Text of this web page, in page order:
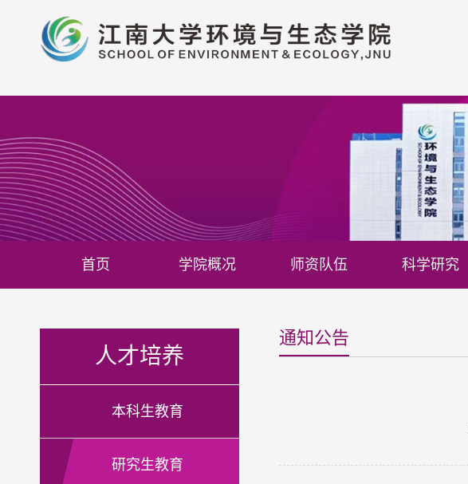
首页 学院概况 师资队伍 科学研究
人才培养
本科生教育
研究生教育
通知公告